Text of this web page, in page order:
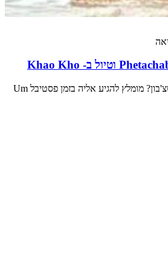
שמעתם פעם על העיר פטצ'בון? מומלץ להגיע אליה בזמן פסטיבל Um